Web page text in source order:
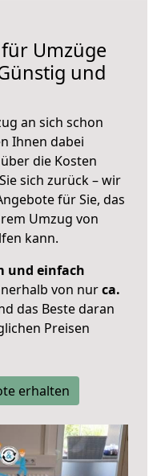
Umzüge
und
an sich schon
Ihnen dabei
die Kosten
sich zurück – wir
für Sie, das
Umzug von
kann.
und einfach
von nurca.
das Beste daran
Preisen
erhalten